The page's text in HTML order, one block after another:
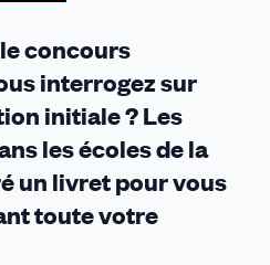
concours
interrogez sur
initiale ? Les
les écoles de la
un livret pour vous
toute votre